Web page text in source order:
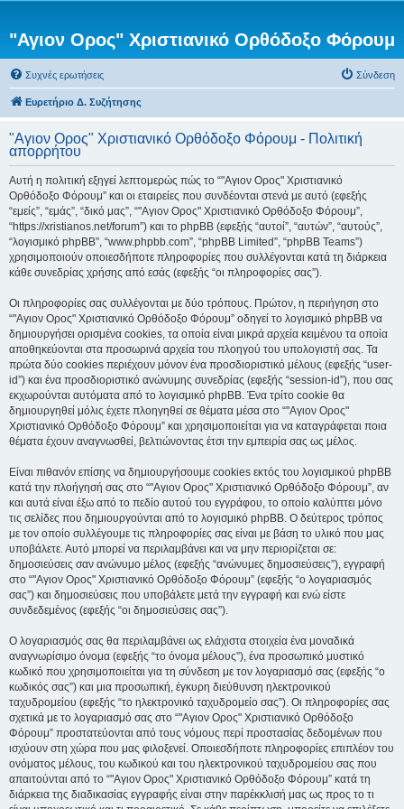
"Αγιον Ορος" Χριστιανικό Ορθόδοξο Φόρουμ
Συχνές ερωτήσεις Σύνδεση
Ευρετήριο Δ. Συζήτησης
"Αγιον Ορος" Χριστιανικό Ορθόδοξο Φόρουμ - Πολιτική
απορρήτου
Αυτή η πολιτική εξηγεί λεπτομερώς πώς το “"Αγιον Ορος" Χριστιανικό
Ορθόδοξο Φόρουμ” και οι εταιρείες που συνδέονται στενά με αυτό (εφεξής
“εμείς”, “εμάς”, “δικό μας”, “"Αγιον Ορος" Χριστιανικό Ορθόδοξο Φόρουμ”,
“https://xristianos.net/forum”) και το phpBB (εφεξής “αυτοί”, “αυτών”, “αυτούς”,
“λογισμικό phpBB”, “www.phpbb.com”, “phpBB Limited”, “phpBB Teams”)
χρησιμοποιούν οποιεσδήποτε πληροφορίες που συλλέγονται κατά τη διάρκεια
κάθε συνεδρίας χρήσης από εσάς (εφεξής “οι πληροφορίες σας”).
Οι πληροφορίες σας συλλέγονται με δύο τρόπους. Πρώτον, η περιήγηση στο
“"Αγιον Ορος" Χριστιανικό Ορθόδοξο Φόρουμ” οδηγεί το λογισμικό phpBB να
δημιουργήσει ορισμένα cookies, τα οποία είναι μικρά αρχεία κειμένου τα οποία
αποθηκεύονται στα προσωρινά αρχεία του πλοηγού του υπολογιστή σας. Τα
πρώτα δύο cookies περιέχουν μόνον ένα προσδιοριστικό μέλους (εφεξής “user-
id”) και ένα προσδιοριστικό ανώνυμης συνεδρίας (εφεξής “session-id”), που σας
εκχωρούνται αυτόματα από το λογισμικό phpBB. Ένα τρίτο cookie θα
δημιουργηθεί μόλις έχετε πλοηγηθεί σε θέματα μέσα στο “"Αγιον Ορος"
Χριστιανικό Ορθόδοξο Φόρουμ” και χρησιμοποιείται για να καταγράφεται ποια
θέματα έχουν αναγνωσθεί, βελτιώνοντας έτσι την εμπειρία σας ως μέλος.
Είναι πιθανόν επίσης να δημιουργήσουμε cookies εκτός του λογισμικού phpBB
κατά την πλοήγησή σας στο “"Αγιον Ορος" Χριστιανικό Ορθόδοξο Φόρουμ”, αν
και αυτά είναι έξω από το πεδίο αυτού του εγγράφου, το οποίο καλύπτει μόνο
τις σελίδες που δημιουργούνται από το λογισμικό phpBB. Ο δεύτερος τρόπος
με τον οποίο συλλέγουμε τις πληροφορίες σας είναι με βάση το υλικό που μας
υποβάλετε. Αυτό μπορεί να περιλαμβάνει και να μην περιορίζεται σε:
δημοσιεύσεις σαν ανώνυμο μέλος (εφεξής “ανώνυμες δημοσιεύσεις”), εγγραφή
στο “"Αγιον Ορος" Χριστιανικό Ορθόδοξο Φόρουμ” (εφεξής “ο λογαριασμός
σας”) και δημοσιεύσεις που υποβάλετε μετά την εγγραφή και ενώ είστε
συνδεδεμένος (εφεξής “οι δημοσιεύσεις σας”).
Ο λογαριασμός σας θα περιλαμβάνει ως ελάχιστα στοιχεία ένα μοναδικά
αναγνωρίσιμο όνομα (εφεξής “το όνομα μέλους”), ένα προσωπικό μυστικό
κωδικό που χρησιμοποιείται για τη σύνδεση με τον λογαριασμό σας (εφεξής “ο
κωδικός σας”) και μια προσωπική, έγκυρη διεύθυνση ηλεκτρονικού
ταχυδρομείου (εφεξής “το ηλεκτρονικό ταχυδρομείο σας”). Οι πληροφορίες σας
σχετικά με το λογαριασμό σας στο “"Αγιον Ορος" Χριστιανικό Ορθόδοξο
Φόρουμ” προστατεύονται από τους νόμους περί προστασίας δεδομένων που
ισχύουν στη χώρα που μας φιλοξενεί. Οποιεσδήποτε πληροφορίες επιπλέον του
ονόματος μέλους, του κωδικού και του ηλεκτρονικού ταχυδρομείου σας που
απαιτούνται από το “"Αγιον Ορος" Χριστιανικό Ορθόδοξο Φόρουμ” κατά τη
διάρκεια της διαδικασίας εγγραφής είναι στην παρέκκλισή μας ως προς το τι